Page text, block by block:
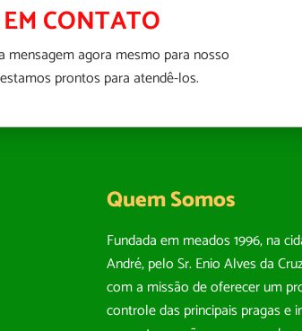
CONTATO
mensagem agora mesmo para nosso
prontos para atendê-los.
Quem Somos
Fundada em meados 1996, na
André, pelo Sr. Enio Alves da
com a missão de oferecer um
controle das principais pragas e